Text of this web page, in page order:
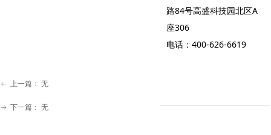
ꂃ 上一篇： 无
ꁹ 下一篇： 无
路84号高盛科技园北区A
座306
电话：400-626-6619